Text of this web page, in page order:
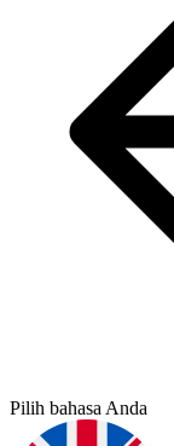
Pilih bahasa Anda